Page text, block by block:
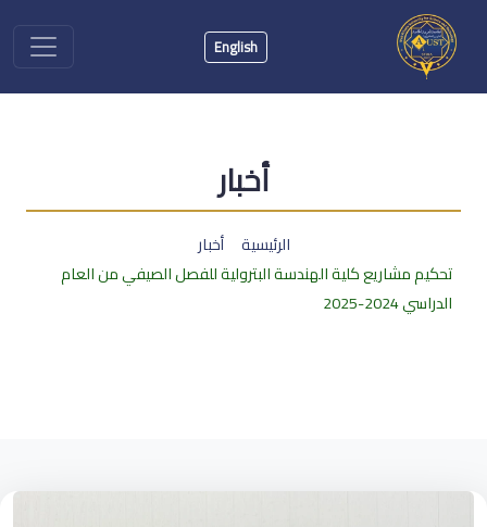
English
أخبار
الرئيسية
أخبار
تحكيم مشاريع كلية الهندسة البترولية للفصل الصيفي من العام
الدراسي 2024-2025